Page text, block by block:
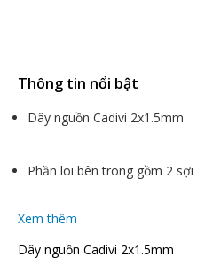
Thông tin nổi bật
Dây nguồn Cadivi 2x1.5mm
Phần lõi bên trong gồm 2
Xem thêm
Dây nguồn Cadivi 2x1.5mm